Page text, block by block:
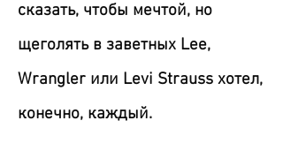
сказать, чтобы мечтой, но
щеголять в заветных Lee,
Wrangler или Levi Strauss хотел,
конечно, каждый.